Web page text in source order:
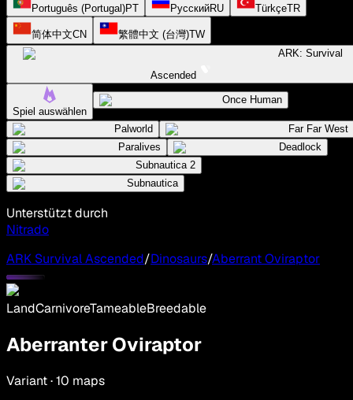
Português (Portugal)PT РусскийRU TürkçeTR
简体中文CN 繁體中文 (台灣)TW
ARK: Survival
Ascended
Spiel auswählen
Once Human
Palworld
Far Far West
Paralives
Deadlock
Subnautica 2
Subnautica
Unterstützt durch
Nitrado
ARK Survival Ascended/Dinosaurs/Aberrant Oviraptor
LandCarnivoreTameableBreedable
Aberranter Oviraptor
Variant · 10 maps